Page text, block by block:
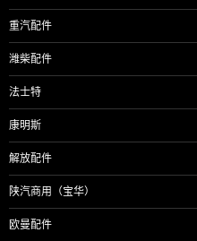
重汽配件
潍柴配件
法士特
康明斯
解放配件
陕汽商用（宝华）
欧曼配件